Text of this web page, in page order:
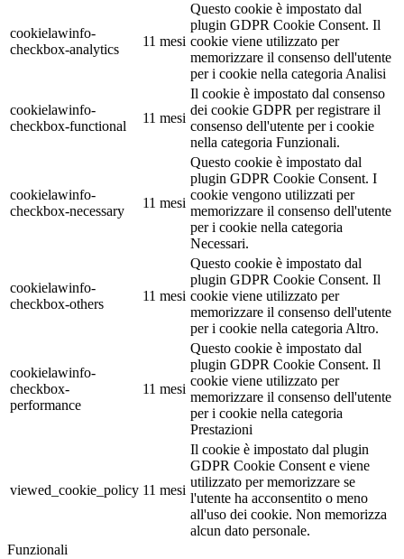
cookielawinfo-
checkbox-analytics
11 mesi
Questo cookie è impostato dal
plugin GDPR Cookie Consent. Il
cookie viene utilizzato per
memorizzare il consenso dell'utente
per i cookie nella categoria Analisi
cookielawinfo-
checkbox-functional
11 mesi
Il cookie è impostato dal consenso
dei cookie GDPR per registrare il
consenso dell'utente per i cookie
nella categoria Funzionali.
cookielawinfo-
checkbox-necessary
11 mesi
Questo cookie è impostato dal
plugin GDPR Cookie Consent. I
cookie vengono utilizzati per
memorizzare il consenso dell'utente
per i cookie nella categoria
Necessari.
cookielawinfo-
checkbox-others
11 mesi
Questo cookie è impostato dal
plugin GDPR Cookie Consent. Il
cookie viene utilizzato per
memorizzare il consenso dell'utente
per i cookie nella categoria Altro.
cookielawinfo-
checkbox-
performance
11 mesi
Questo cookie è impostato dal
plugin GDPR Cookie Consent. Il
cookie viene utilizzato per
memorizzare il consenso dell'utente
per i cookie nella categoria
Prestazioni
viewed_cookie_policy 11 mesi
Il cookie è impostato dal plugin
GDPR Cookie Consent e viene
utilizzato per memorizzare se
l'utente ha acconsentito o meno
all'uso dei cookie. Non memorizza
alcun dato personale.
Funzionali